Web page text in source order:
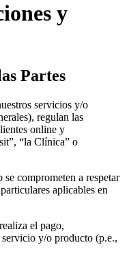
y
Partes
servicios y/o
regulan las
online y
“la Clínica” o
se comprometen a respetar
aplicables en
el pago,
y/o producto (p.e.,